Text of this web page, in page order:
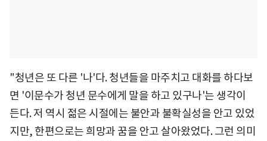
"청년은 또 다른 '나'다. 청년들을 마주치고 대화를 하다보
면 '이문수가 청년 문수에게 말을 하고 있구나'는 생각이
든다. 저 역시 젊은 시절에는 불안과 불확실성을 안고 있었
지만, 한편으로는 희망과 꿈을 안고 살아왔었다. 그런 의미